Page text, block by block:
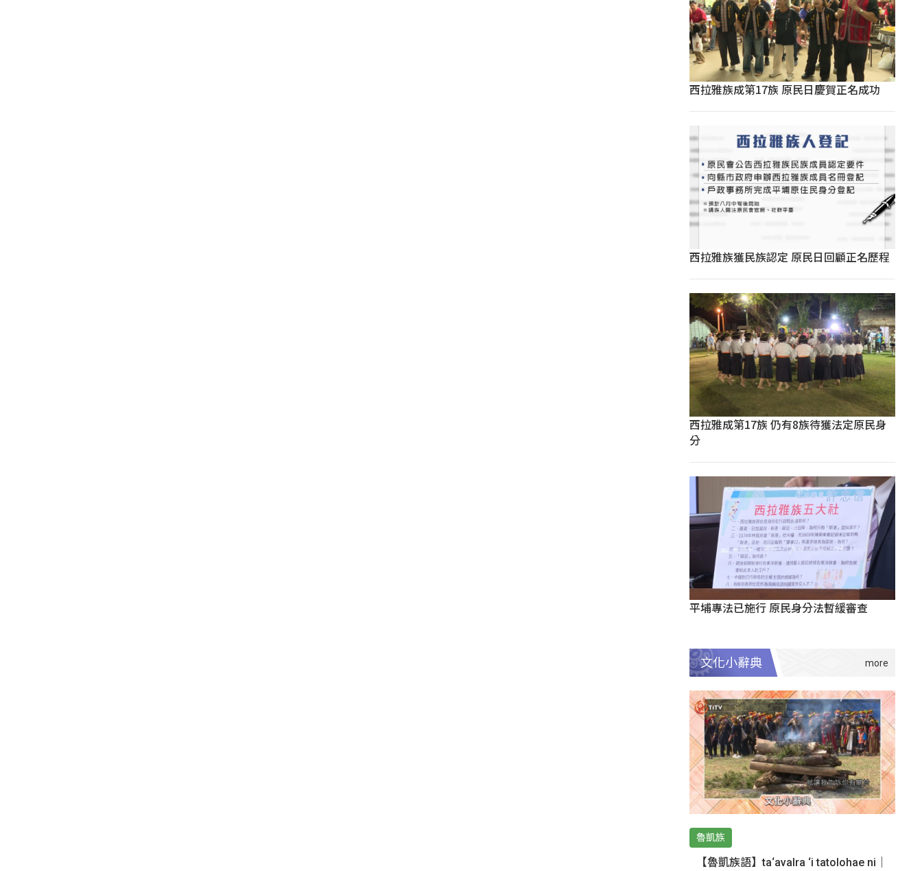
西拉雅族成第17族 原民日慶賀正名成功
西拉雅族獲民族認定 原民日回顧正名歷程
西拉雅成第17族 仍有8族待獲法定原民身
分
平埔專法已施行 原民身分法暫緩審查
文化小辭典
魯凱族
【魯凱族語】ta‘avalra ‘i tatolohae ni｜